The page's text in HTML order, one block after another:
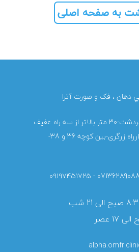
به صفحه اصلی
دهان ، فک و صورت آترا
شیراز- خیابان قصردشت-30 متر بالاتر از سه راه عفیف
آباد به سمت چهارراه زرگری-بین کوچه 36 و 38-